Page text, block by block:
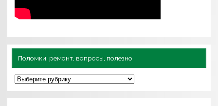
Поломки, ремонт, вопросы, полезно
П
о
л
о